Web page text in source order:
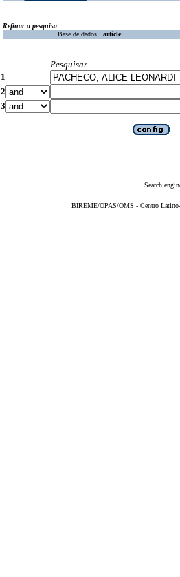
Refinar a pesquisa
Base de dados : article
Pesquisar
1
2
3
Search
BIREME/OPAS/OMS - Centro Latino-